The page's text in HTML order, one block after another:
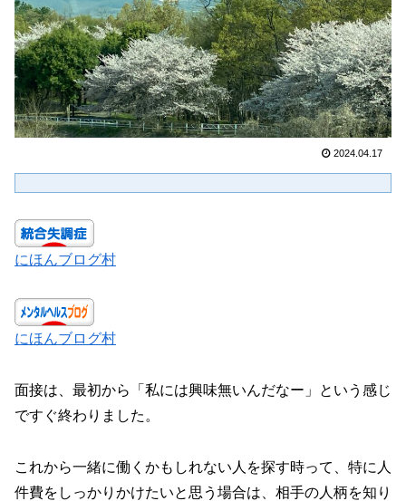
2024.04.17
にほんブログ村
にほんブログ村
面接は、最初から「私には興味無いんだなー」という感じ
ですぐ終わりました。
これから一緒に働くかもしれない人を探す時って、特に人
件費をしっかりかけたいと思う場合は、相手の人柄を知り